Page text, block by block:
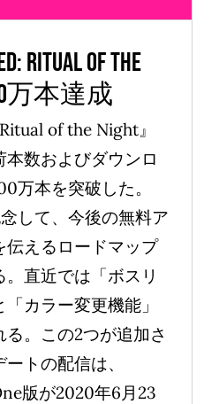
Ritual of the
万本達成
of the Night』
数およびダウンロ
万本を突破した。
して、今後の無料ア
伝えるロードマップ
直近では「ボスリ
カラー変更機能」
。この2つが追加さ
トの配信は、
版が2020年6月23